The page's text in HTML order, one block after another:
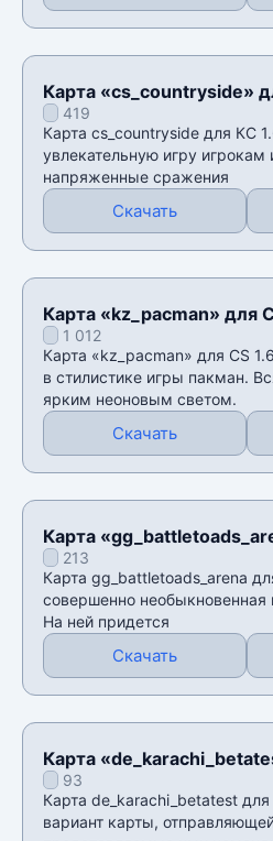
Карта «cs_countryside»
419
Карта cs_countryside для КС
увлекательную игру
напряженные сражения
Скачать
Карта «kz_pacman» для
1 012
Карта «kz_pacman» для CS
в стилистике игры пакман.
ярким неоновым светом.
Скачать
Карта
213
Карта gg_battletoads_arena
совершенно
На ней придется
Скачать
Карта
93
Карта de_karachi_betatest
вариант карты,